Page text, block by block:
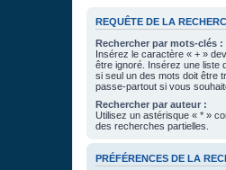
REQUÊTE DE LA
Rechercher par mots-clés :
Insérez le caractère « + »
être ignoré. Insérez une liste
si seul un des mots doit être
passe-partout si vous
Rechercher par auteur :
Utilisez un astérisque « * »
des recherches partielles.
PRÉFÉRENCES DE LA